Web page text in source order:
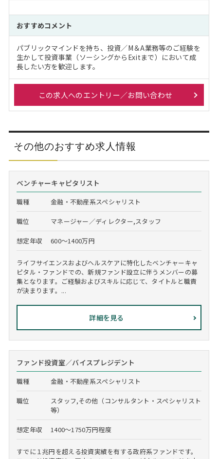
おすすめコメント
パブリックマインドを持ち、投資／M＆A業務等のご経験を
生かして投資事業（ソーシングからExitまで）において成
長したい方を歓迎します。
この求人へのエントリー／お問い合わせ
その他のおすすめ求人情報
ベンチャーキャピタリスト
職種 金融・不動産系スペシャリスト
職位 マネージャー／ディレクター,スタッフ
想定年収 600～1400万円
ライフサイエンスおよびヘルスケアに特化したベンチャーキャ
ピタル・ファンドでの、新規ファンド設立に伴うメンバーの募
集となります。ご経験およびスキルに応じて、タイトルと職責
が決まります。...
詳細を見る
ファンド投資室／バイスプレジデント
職種 金融・不動産系スペシャリスト
職位
スタッフ,その他（コンサルタント・スペシャリスト
等）
想定年収 1400～1750万円程度
すでに１兆円を超える投資実績を有する政府系ファンドです。